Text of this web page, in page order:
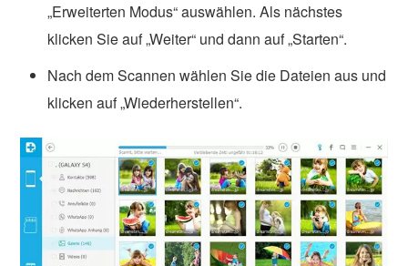
„Erweiterten Modus“ auswählen. Als nächstes
klicken Sie auf „Weiter“ und dann auf „Starten“.
Nach dem Scannen wählen Sie die Dateien aus und
klicken auf „Wiederherstellen“.